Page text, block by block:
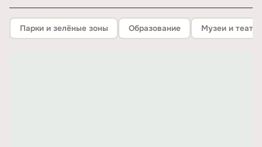
Парки и зелёные зоны Образование Музеи и